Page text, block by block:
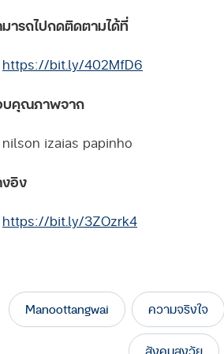
ารถไปกดติดตามได้ที่
https://bit.ly/402MfD6
บคุณภาพจาก
nilson izaias papinho
อิง
https://bit.ly/3ZOzrk4
Manoottangwai ความจริงใจ